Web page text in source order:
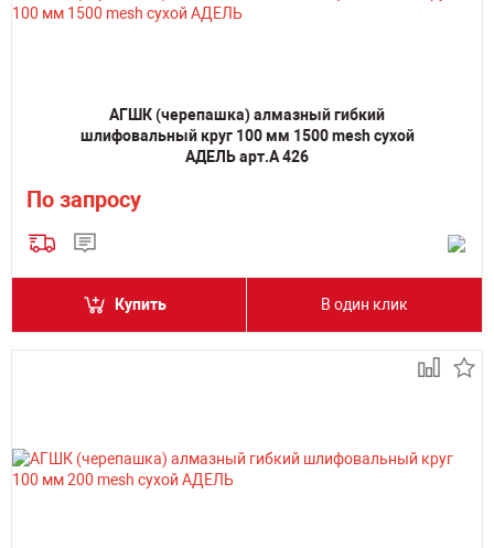
АГШК (черепашка) алмазный гибкий
шлифовальный круг 100 мм 1500 mesh сухой
АДЕЛЬ арт.А 426
По запросу
Купить В один клик